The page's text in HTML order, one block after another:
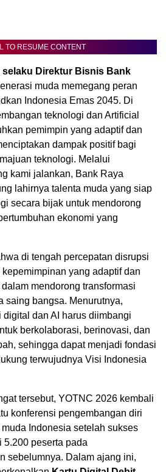
TO RESUME CONTENT
selaku Direktur Bisnis Bank
muda memegang peran
Indonesia Emas 2045. Di
teknologi dan Artificial
pemimpin yang adaptif dan
dampak positif bagi
teknologi. Melalui
kami jalankan, Bank Raya
lahirnya talenta muda yang siap
secara bijak untuk mendorong
ekonomi yang
di tengah percepatan disrupsi
yang adaptif dan
mendorong transformasi
saing bangsa. Menurutnya,
dan AI harus diimbangi
berkolaborasi, berinovasi, dan
sehingga dapat menjadi fondasi
terwujudnya Visi Indonesia
tersebut, YOTNC 2026 kembali
konferensi pengembangan diri
Indonesia setelah sukses
5.200 peserta pada
sebelumnya. Dalam ajang ini,